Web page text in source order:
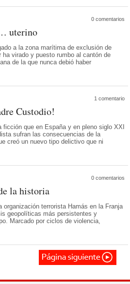
0 comentarios
uterino
a la zona marítima de exclusión de
ha virado y puesto rumbo al cantón de
de la que nunca debió haber
1 comentario
Custodio!
ficción que en España y en pleno siglo XXI
sufran las consecuencias de la
creó un nuevo tipo delictivo que ni
0 comentarios
la historia
organización terrorista Hamás en la Franja
geopolíticas más persistentes y
Marcado por ciclos de violencia,